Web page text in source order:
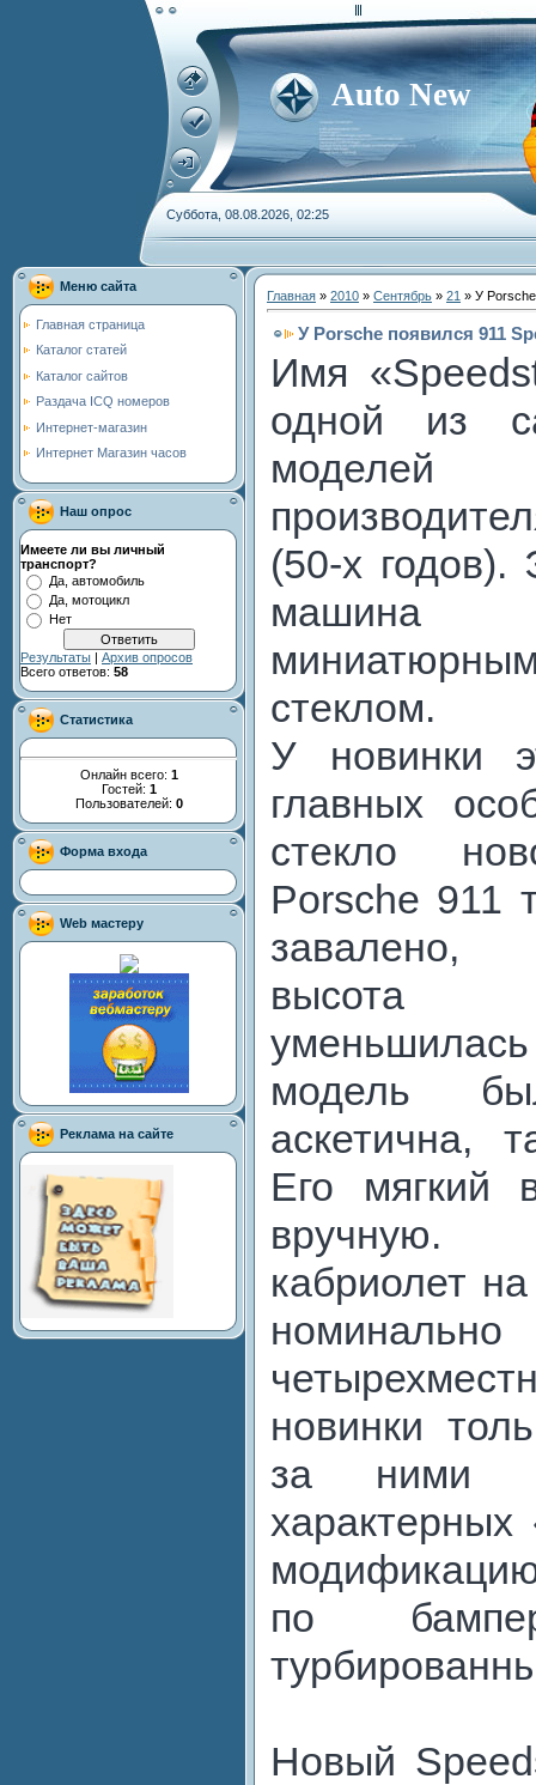
Auto New
Суббота, 08.08.2026, 02:25
Меню сайта
Главная страница
Каталог статей
Каталог сайтов
Раздача ICQ номеров
Интернет-магазин
Интернет Магазин часов
Наш опрос
Имеете ли вы личный
транспорт?
Да, автомобиль
Да, мотоцикл
Нет
Результаты | Архив опросов
Всего ответов: 58
Статистика
Онлайн всего: 1
Гостей: 1
Пользователей: 0
Форма входа
Web мастеру
Реклама на сайте
Главная » 2010 » Сентябрь » 21 » У
У Porsche появился 911
Имя
одной из
(50-х годов).
машина
стеклом.
У новинки
главных
стекло
Porsche 911
завалено,
высота
модель
аскетична,
Его мягкий
вручную.
кабриолет
новинки
за ними
характерных
по
Новый